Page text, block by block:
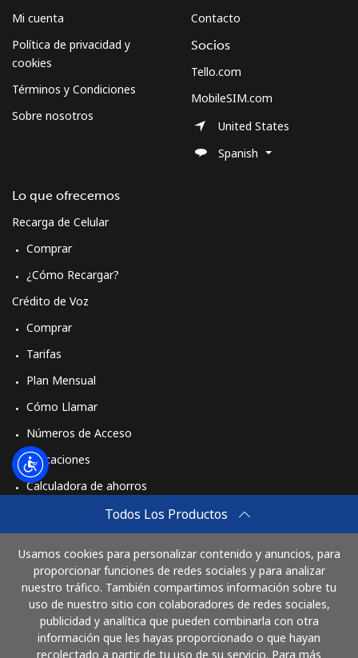
Todos Los Productos
Usamos cookies para personalizar contenido y anuncios, para
proporcionar funciones de redes sociales y para analizar
nuestro tráfico. También compartimos información sobre tu
uso de nuestro sitio con colaboradores de redes sociales,
publicidad y analítica que pueden combinarla con otra
información que les hayas proporcionado o que hayan
recolectado a partir de tu uso de su servicio. Para más
Mi cuenta
Política de privacidad y
cookies
Términos y Condiciones
Sobre nosotros
Lo que ofrecemos
Recarga de Celular
Comprar
¿Cómo Recargar?
Crédito de Voz
Comprar
Tarifas
Plan Mensual
Cómo Llamar
Números de Acceso
Aplicaciones
Calculadora de ahorros
Comprar
Cómo funciona
Contacto
Socios
Tello.com
MobileSIM.com
United States
Spanish
Paga con